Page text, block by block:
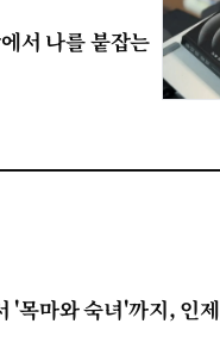
서 나를 붙잡는
'목마와 숙녀'까지, 인제